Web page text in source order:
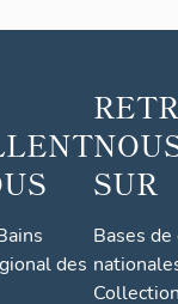
des
SUR
Bases